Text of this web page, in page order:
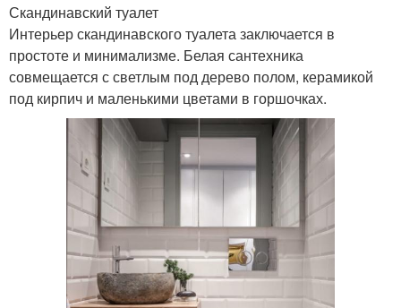
Скандинавский туалет
Интерьер скандинавского туалета заключается в
простоте и минимализме. Белая сантехника
совмещается с светлым под дерево полом, керамикой
под кирпич и маленькими цветами в горшочках.